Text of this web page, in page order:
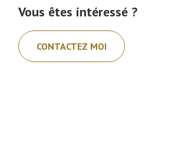
Vous êtes intéressé ?
CONTACTEZ MOI